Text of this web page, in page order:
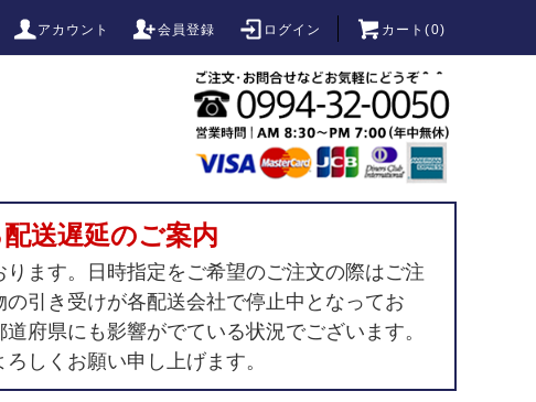
アカウント 会員登録 ログイン カート(0)
送遅延のご案内
ます。日時指定をご希望のご注文の際はご注
引き受けが各配送会社で停止中となってお
府県にも影響がでている状況でございます。
しくお願い申し上げます。